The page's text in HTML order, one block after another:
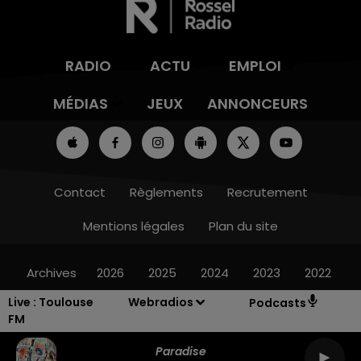
Live : Toulouse
FM
Webradios Podcasts
Paradise
RADIO ACTU
EMPLOI
MÉDIAS
JEUX ANNONCEURS
Contact Règlements
Recrutement
Mentions légales
Plan du site
Archives 2026 2025 2024 2023 2022